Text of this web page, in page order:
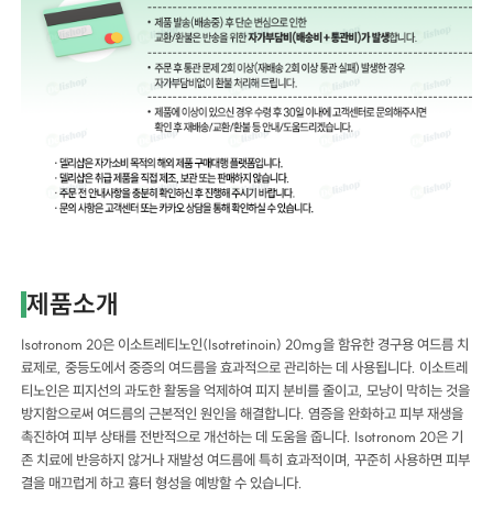
제품소개
Isotronom 20은 이소트레티노인(Isotretinoin) 20mg을 함유한 경구용 여드름 치
료제로, 중등도에서 중증의 여드름을 효과적으로 관리하는 데 사용됩니다. 이소트레
티노인은 피지선의 과도한 활동을 억제하여 피지 분비를 줄이고, 모낭이 막히는 것을
방지함으로써 여드름의 근본적인 원인을 해결합니다. 염증을 완화하고 피부 재생을
촉진하여 피부 상태를 전반적으로 개선하는 데 도움을 줍니다. Isotronom 20은 기
존 치료에 반응하지 않거나 재발성 여드름에 특히 효과적이며, 꾸준히 사용하면 피부
결을 매끄럽게 하고 흉터 형성을 예방할 수 있습니다.